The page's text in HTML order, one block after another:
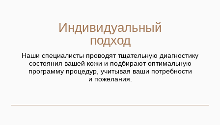
Индивидуальный
подход
Наши специалисты проводят тщательную диагностику
состояния вашей кожи и подбирают оптимальную
программу процедур, учитывая ваши потребности
и пожелания.